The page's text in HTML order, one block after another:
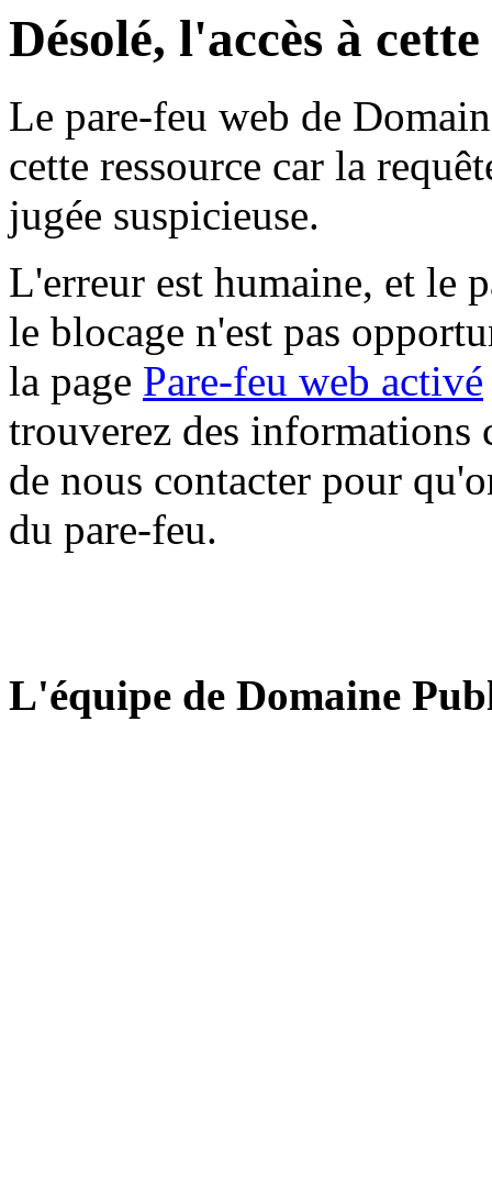
Désolé, l'accès à
Le pare-feu web de
cette ressource car la
jugée suspicieuse.
L'erreur est humaine, et le
le blocage n'est pas
la page Pare-feu web activé
trouverez des informations
de nous contacter pour
du pare-feu.
L'équipe de Domaine